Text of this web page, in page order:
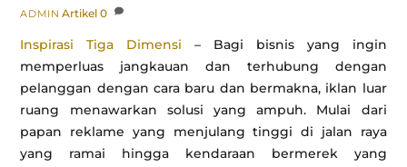
ADMIN Artikel 0
Inspirasi Tiga Dimensi – Bagi bisnis yang ingin
memperluas jangkauan dan terhubung dengan
pelanggan dengan cara baru dan bermakna, iklan luar
ruang menawarkan solusi yang ampuh. Mulai dari
papan reklame yang menjulang tinggi di jalan raya
yang ramai hingga kendaraan bermerek yang